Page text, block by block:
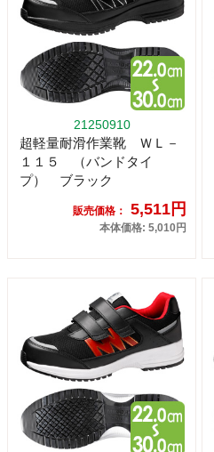
21250910
超軽量耐滑作業靴 ＷＬ－
１１５ （バンドタイ
プ） ブラック
販売価格： 5,511円
本体価格: 5,010円